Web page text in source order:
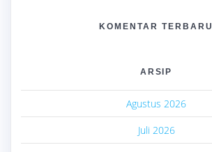
KOMENTAR TERBARU
ARSIP
Agustus 2026
Juli 2026